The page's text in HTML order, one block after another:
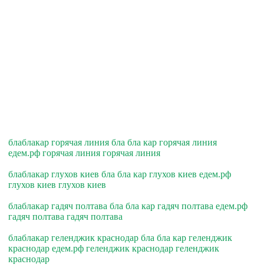
блаблакар горячая линия бла бла кар горячая линия
едем.рф горячая линия горячая линия
блаблакар глухов киев бла бла кар глухов киев едем.рф
глухов киев глухов киев
блаблакар гадяч полтава бла бла кар гадяч полтава едем.рф
гадяч полтава гадяч полтава
блаблакар геленджик краснодар бла бла кар геленджик
краснодар едем.рф геленджик краснодар геленджик
краснодар